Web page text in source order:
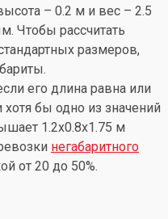
– 0.2 м и вес – 2.5
Чтобы рассчитать
размеров,
его длина равна или
бы одно из значений
1.2x0.8x1.75 м
негабаритного
от 20 до 50%.